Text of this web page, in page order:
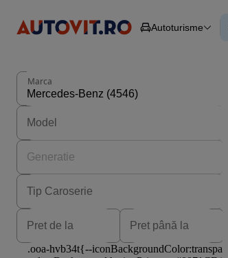
Autoturisme
Autoturisme
Marca